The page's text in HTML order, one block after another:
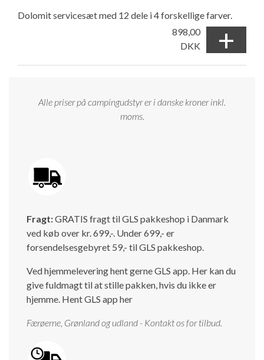
Dolomit servicesæt med 12 dele i 4 forskellige farver.
898,00
DKK
+
Alle priser på campingudstyr er i danske kroner inkl.
moms.
Fragt:GRATIS fragt til GLS pakkeshop i Danmark
ved køb over kr. 699,-. Under 699,- er
forsendelsesgebyret 59,- til GLS pakkeshop.
Ved hjemmelevering hent gerne GLS app. Her kan du
give fuldmagt til at stille pakken, hvis du ikke er
hjemme. Hent GLS app her
Færøerne, Grønland og udland - Kontakt os for tilbud.